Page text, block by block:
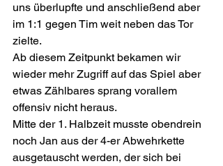
uns überlupfte und anschließend aber
im 1:1 gegen Tim weit neben das Tor
zielte.
Ab diesem Zeitpunkt bekamen wir
wieder mehr Zugriff auf das Spiel aber
etwas Zählbares sprang vorallem
offensiv nicht heraus.
Mitte der 1. Halbzeit musste obendrein
noch Jan aus der 4-er Abwehrkette
ausgetauscht werden, der sich bei